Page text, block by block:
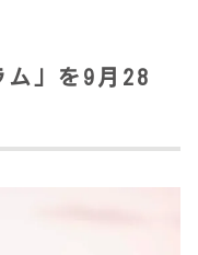
ム」を9月28